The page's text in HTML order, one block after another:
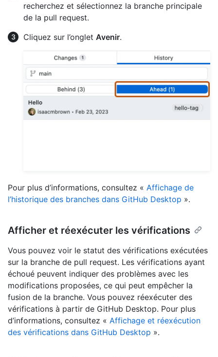
recherchez et sélectionnez la branche principale
de la pull request.
Cliquez sur l’onglet Avenir.
Pour plus d’informations, consultez « Affichage de
l’historique des branches dans GitHub Desktop ».
Afficher et réexécuter les vérifications
Vous pouvez voir le statut des vérifications exécutées
sur la branche de pull request. Les vérifications ayant
échoué peuvent indiquer des problèmes avec les
modifications proposées, ce qui peut empêcher la
fusion de la branche. Vous pouvez réexécuter des
vérifications à partir de GitHub Desktop. Pour plus
d’informations, consultez « Affichage et réexécution
des vérifications dans GitHub Desktop ».